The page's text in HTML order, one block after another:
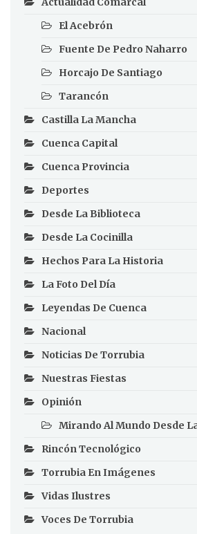
El Acebrón
Fuente De Pedro Naharro
Horcajo De Santiago
Tarancón
Castilla La Mancha
Cuenca Capital
Cuenca Provincia
Deportes
Desde La Biblioteca
Desde La Cocinilla
Hechos Para La Historia
La Foto Del Día
Leyendas De Cuenca
Nacional
Noticias De Torrubia
Nuestras Fiestas
Opinión
Mirando Al Mundo Desde
Rincón Tecnológico
Torrubia En Imágenes
Vidas Ilustres
Voces De Torrubia